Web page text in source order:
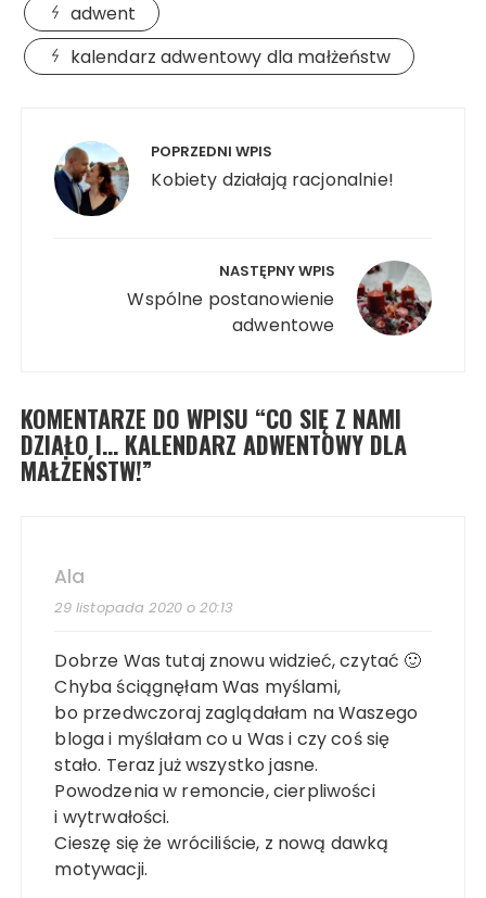
adwent
kalendarz adwentowy dla małżeństw
wpisu POPRZEDNI WPIS
Kobiety działają racjonalnie!
NASTĘPNY WPIS
Wspólne postanowienie
adwentowe
KOMENTARZE DO WPISU “CO SIĘ Z NAMI
DZIAŁO I… KALENDARZ ADWENTOWY DLA
MAŁŻEŃSTW!”
Ala
29 listopada 2020 o 20:13
Dobrze Was tutaj znowu widzieć, czytać 🙂
Chyba ściągnęłam Was myślami,
bo przedwczoraj zaglądałam na Waszego
bloga i myślałam co u Was i czy coś się
stało. Teraz już wszystko jasne.
Powodzenia w remoncie, cierpliwości
i wytrwałości.
Cieszę się że wróciliście, z nową dawką
motywacji.